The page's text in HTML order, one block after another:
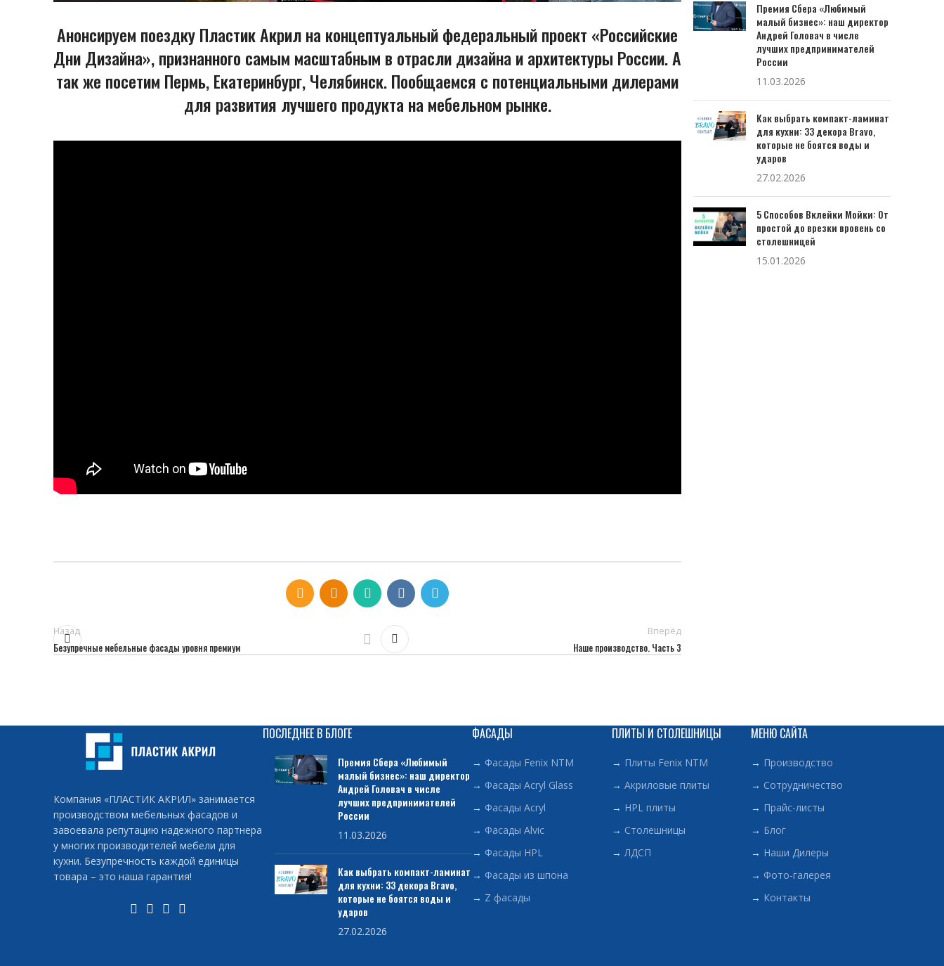
Анонсируем поездку Пластик Акрил на концептуальный федеральный проект «Российские
Дни Дизайна», признанного самым масштабным в отрасли дизайна и архитектуры России. А
так же посетим Пермь, Екатеринбург, Челябинск. Пообщаемся с потенциальными дилерами
для развития лучшего продукта на мебельном рынке.
Назад
Безупречные мебельные фасады уровня премиум
Вперёд
Наше производство. Часть 3
Премия Сбера «Любимый
малый бизнес»: наш директор
Андрей Головач в числе
лучших предпринимателей
России
11.03.2026
Как выбрать компакт-ламинат
для кухни: 33 декора Bravo,
которые не боятся воды и
ударов
27.02.2026
5 Способов Вклейки Мойки: От
простой до врезки вровень со
столешницей
15.01.2026
Компания «ПЛАСТИК АКРИЛ» занимается
производством мебельных фасадов и
завоевала репутацию надежного партнера
у многих производителей мебели для
кухни. Безупречность каждой единицы
товара – это наша гарантия!
ПОСЛЕДНЕЕ В БЛОГЕ
Премия Сбера «Любимый
малый бизнес»: наш директор
Андрей Головач в числе
лучших предпринимателей
России
11.03.2026
Как выбрать компакт-ламинат
для кухни: 33 декора Bravo,
которые не боятся воды и
ударов
27.02.2026
ФАСАДЫ
→ Фасады Fenix NTM
→ Фасады Acryl Glass
→ Фасады Acryl
→ Фасады Alvic
→ Фасады HPL
→ Фасады из шпона
→ Z фасады
ПЛИТЫ И СТОЛЕШНИЦЫ
→ Плиты Fenix NTM
→ Акриловые плиты
→ HPL плиты
→ Столешницы
→ ЛДСП
МЕНЮ САЙТА
→ Производство
→ Сотрудничество
→ Прайс-листы
→ Блог
→ Наши Дилеры
→ Фото-галерея
→ Контакты